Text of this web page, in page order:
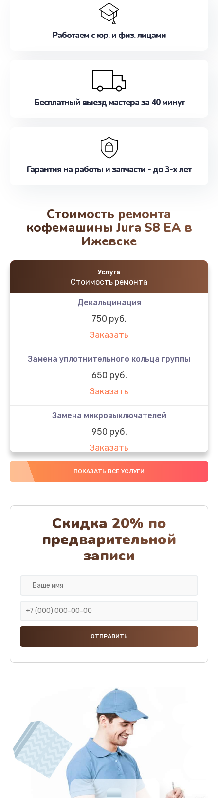
Работаем с юр. и физ. лицами
Бесплатный выезд мастера за 40 минут
Гарантия на работы и запчасти - до 3-х лет
Стоимость ремонта
кофемашины Jura S8 EA в
Ижевске
Услуга
Стоимость ремонта
Декальцинация
750 руб.
Заказать
Замена уплотнительного кольца группы
650 руб.
Заказать
Замена микровыключателей
950 руб.
Заказать
Декофенация
Заказать
Ремонт капучинатора
800 руб.
Заказать
Замена жерновов
Чистка от кофейных масел
700 руб.
Заказать
Замена модуля управления
600 руб.
Заказать
ПОКАЗАТЬ ВСЕ УСЛУГИ
Скидка 20% по
предварительной
записи